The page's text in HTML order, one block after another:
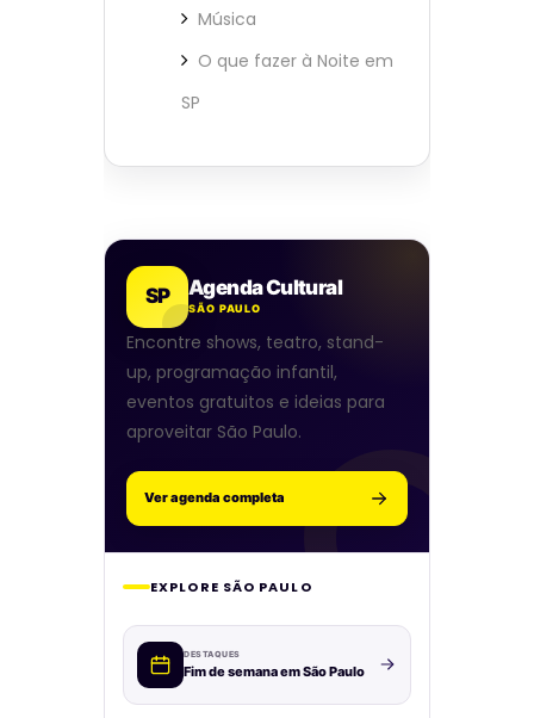
Música
O que fazer à Noite em
SP
SP Agenda Cultural
SÃO PAULO
Encontre shows, teatro, stand-
up, programação infantil,
eventos gratuitos e ideias para
aproveitar São Paulo.
Ver agenda completa
EXPLORE SÃO PAULO
DESTAQUES
Fim de semana em São Paulo